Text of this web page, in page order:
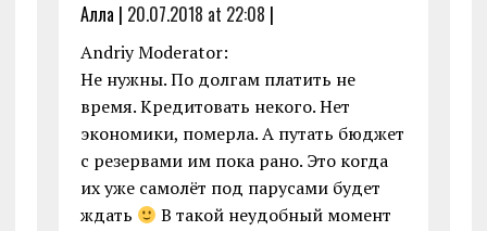
Алла | 20.07.2018 at 22:08 |
Andriy Moderator:
Не нужны. По долгам платить не
время. Кредитовать некого. Нет
экономики, померла. А путать бюджет
с резервами им пока рано. Это когда
их уже самолёт под парусами будет
ждать
В такой неудобный момент